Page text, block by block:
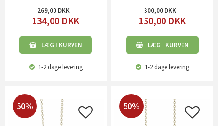
269,00
134,00 DKK
LÆG I KURVEN
1-2 dagelevering
300,00
150,00 DKK
LÆG I KURVEN
1-2 dagelevering
50% 50%